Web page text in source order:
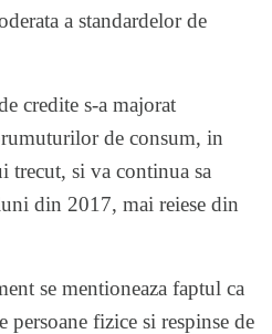
a standardelor de
credite s-a majorat
de consum, in
si va continua sa
din 2017, mai reiese din
se mentioneaza faptul ca
persoane fizice si respinse de